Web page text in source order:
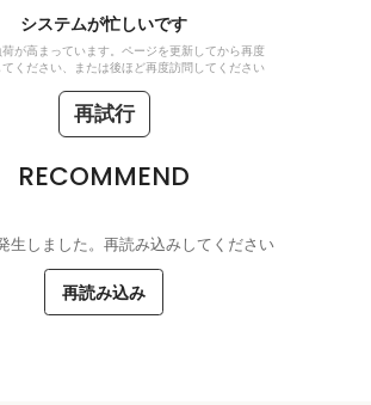
システムが忙しいです
が高まっています。ページを更新してから再度
てください、または後ほど再度訪問してください
再試行
RECOMMEND
生しました。再読み込みしてください
再読み込み